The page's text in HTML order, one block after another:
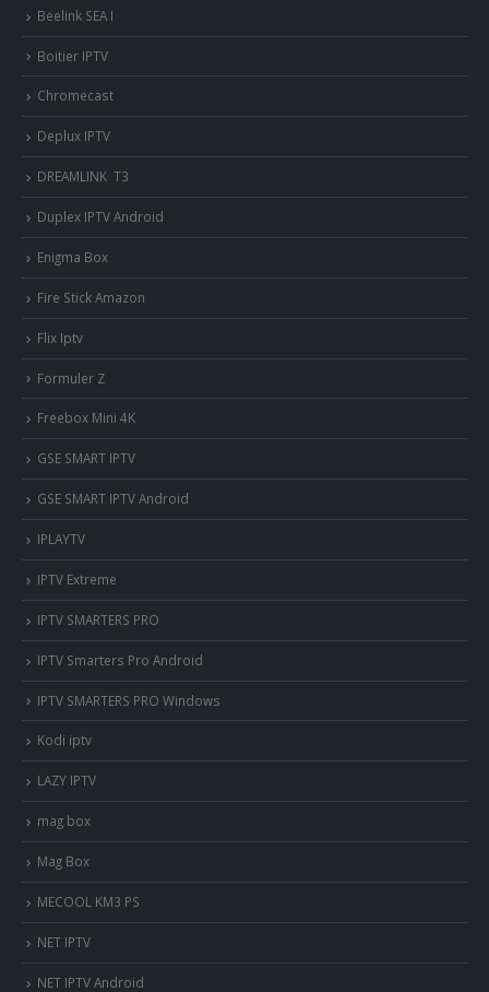
Beelink SEA I
Boitier IPTV
Chromecast
Deplux IPTV
DREAMLINK T3
Duplex IPTV Android
Enigma Box
Fire Stick Amazon
Flix Iptv
Formuler Z
Freebox Mini 4K
‎GSE SMART IPTV
GSE SMART IPTV Android
IPLAYTV
IPTV Extreme
IPTV SMARTERS PRO
IPTV Smarters Pro Android
IPTV SMARTERS PRO Windows
Kodi iptv
LAZY IPTV
mag box
Mag Box
MECOOL KM3 PS
NET IPTV
NET IPTV Android